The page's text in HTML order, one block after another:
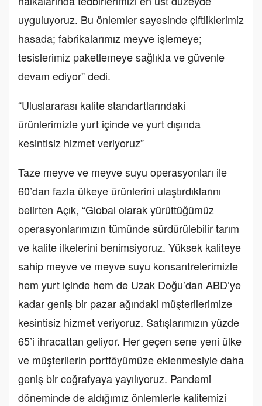
uyguluyoruz. Bu önlemler sayesinde çiftliklerimiz
hasada; fabrikalarımız meyve işlemeye;
tesislerimiz paketlemeye sağlıkla ve güvenle
devam ediyor” dedi.
“Uluslararası kalite standartlarındaki
ürünlerimizle yurt içinde ve yurt dışında
kesintisiz hizmet veriyoruz”
Taze meyve ve meyve suyu operasyonları ile
60’dan fazla ülkeye ürünlerini ulaştırdıklarını
belirten Açık, “Global olarak yürüttüğümüz
operasyonlarımızın tümünde sürdürülebilir tarım
ve kalite ilkelerini benimsiyoruz. Yüksek kaliteye
sahip meyve ve meyve suyu konsantrelerimizle
hem yurt içinde hem de Uzak Doğu’dan ABD’ye
kadar geniş bir pazar ağındaki müşterilerimize
kesintisiz hizmet veriyoruz. Satışlarımızın yüzde
65’i ihracattan geliyor. Her geçen sene yeni ülke
ve müşterilerin portföyümüze eklenmesiyle daha
geniş bir coğrafyaya yayılıyoruz. Pandemi
döneminde de aldığımız önlemlerle kalitemizi